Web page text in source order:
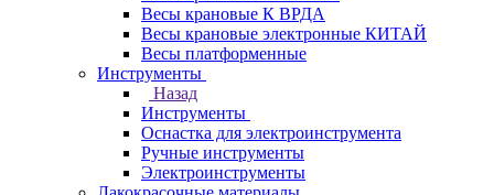
Весы крановые К ВРДА
Весы крановые электронные КИТАЙ
Весы платформенные
Инструменты
Назад
Инструменты
Оснастка для электроинструмента
Ручные инструменты
Электроинструменты